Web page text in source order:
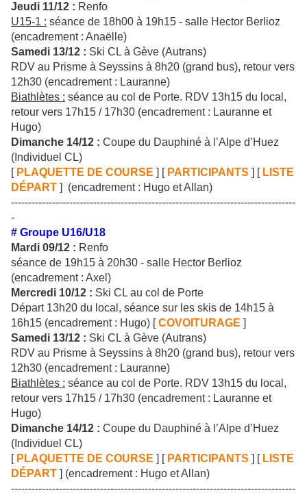
Jeudi 11/12 : Renfo
U15-1 : séance de 18h00 à 19h15 - salle Hector Berlioz
(encadrement : Anaëlle)
Samedi 13/12 : Ski CL à Gève (Autrans)
RDV au Prisme à Seyssins à 8h20 (grand bus), retour vers
12h30 (encadrement : Lauranne)
Biathlètes : séance au col de Porte. RDV 13h15 du local,
retour vers 17h15 / 17h30 (encadrement : Lauranne et
Hugo)
Dimanche 14/12 : Coupe du Dauphiné à l’Alpe d’Huez
(Individuel CL)
[ PLAQUETTE DE COURSE ] [ PARTICIPANTS ] [ LISTE
DÉPART ] (encadrement : Hugo et Allan)
-----------------------------------------------------------------------------------
-
# Groupe U16/U18
Mardi 09/12 : Renfo
séance de 19h15 à 20h30 - salle Hector Berlioz
(encadrement : Axel)
Mercredi 10/12 : Ski CL au col de Porte
Départ 13h20 du local, séance sur les skis de 14h15 à
16h15 (encadrement : Hugo) [COVOITURAGE ]
Samedi 13/12 : Ski CL à Gève (Autrans)
RDV au Prisme à Seyssins à 8h20 (grand bus), retour vers
12h30 (encadrement : Lauranne)
Biathlètes : séance au col de Porte. RDV 13h15 du local,
retour vers 17h15 / 17h30 (encadrement : Lauranne et
Hugo)
Dimanche 14/12 : Coupe du Dauphiné à l’Alpe d’Huez
(Individuel CL)
[ PLAQUETTE DE COURSE ] [ PARTICIPANTS ] [ LISTE
DÉPART ] (encadrement : Hugo et Allan)
-----------------------------------------------------------------------------------